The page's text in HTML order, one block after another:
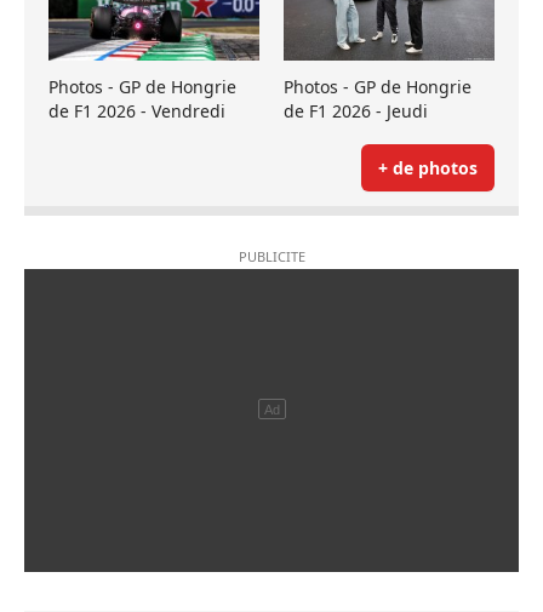
Photos - GP de Hongrie
de F1 2026 - Vendredi
Photos - GP de Hongrie
de F1 2026 - Jeudi
+ de photos